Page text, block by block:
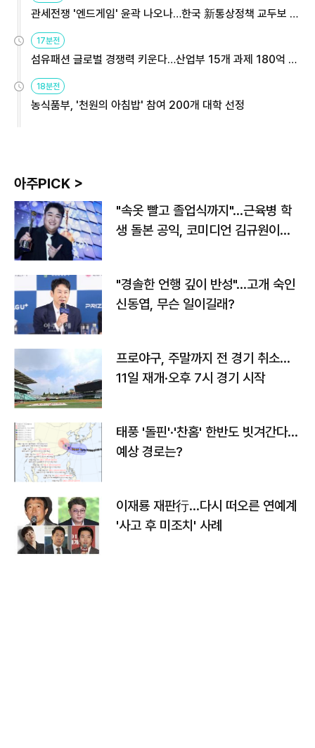
관세전쟁 '엔드게임' 윤곽 나오나…한국 新통상정책 교두보 활
17분전
섬유패션 글로벌 경쟁력 키운다…산업부 15개 과제 180억 지
18분전
농식품부, '천원의 아침밥' 참여 200개 대학 선정
아주PICK >
"속옷 빨고 졸업식까지"…근육병 학
생 돌본 공익, 코미디언 김규원이었
"경솔한 언행 깊이 반성"…고개 숙인
신동엽, 무슨 일이길래?
프로야구, 주말까지 전 경기 취소…
11일 재개·오후 7시 경기 시작
태풍 '돌핀'·'찬홈' 한반도 빗겨간다…
예상 경로는?
이재룡 재판行…다시 떠오른 연예계
'사고 후 미조치' 사례